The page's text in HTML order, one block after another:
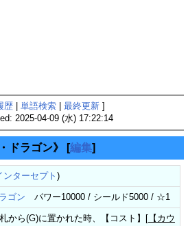
歴| 単語検索| 最終更新]
2025-04-09 (水) 17:22:14
ドラゴン》 [編集]
ンターセプト )
ゴン パワー10000 / シールド5000 / ☆1
から(G)に置かれた時、【コスト】[ 【カウ